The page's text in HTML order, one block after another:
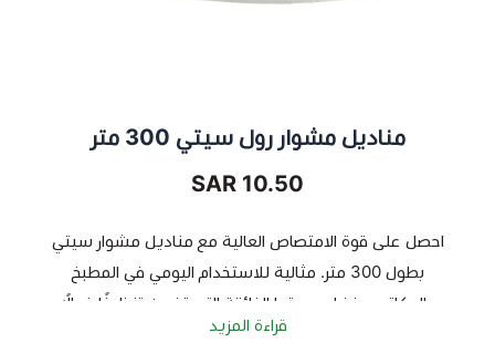
مناديل مشوار رول سيتي 300 متر
10.50 SAR
احصل على قوة الامتصاص العالية مع مناديل مشوار سيتي
بطول 300 متر. مثالية للاستخدام اليومي في المطبخ
والمكاتب، بفضل جودتها الفائقة التي تضمن تنظيفًا فعالًا
وسهولة في الاستخدام.
قراءة المزيد